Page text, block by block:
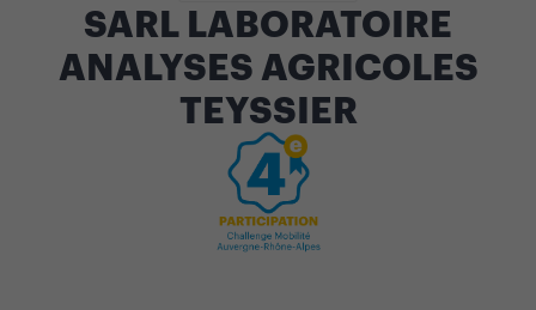
SARL LABORATOIRE
ANALYSES AGRICOLES
TEYSSIER